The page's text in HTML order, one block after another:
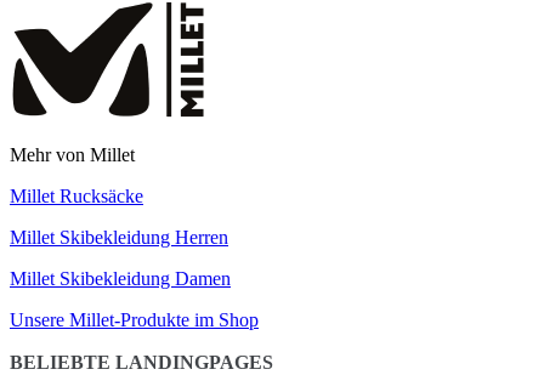
Mehr von Millet
Millet Rucksäcke
Millet Skibekleidung Herren
Millet Skibekleidung Damen
Unsere Millet-Produkte im Shop
BELIEBTE LANDINGPAGES